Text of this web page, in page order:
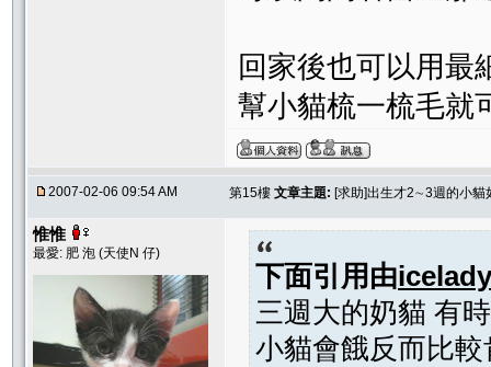
回家後也可以用最
幫小貓梳一梳毛就
2007-02-06 09:54 AM 第15樓 文章主題: [求助]出生才2∼3週的小貓
惟惟
最愛: 肥 泡 (天使N 仔)
下面引用由icelady
三週大的奶貓 有
小貓會餓反而比較